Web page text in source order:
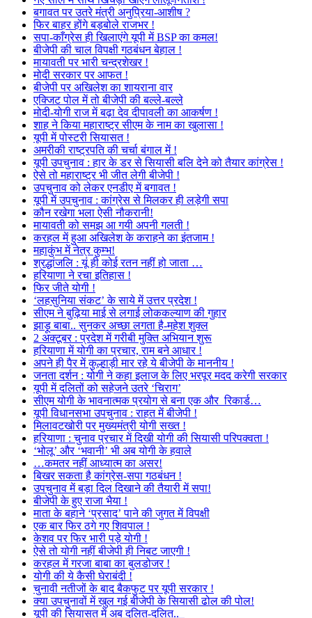
बगावत पर उतरे मंत्री अनुप्रिया-आशीष ?
फिर बाहर होंगे बड़बोले राजभर !
सपा-काँग्रेस ही खिलाएंगे यूपी में BSP का कमल!
बीजेपी की चाल विपक्षी गठबंधन बेहाल !
मायावती पर भारी चन्द्रशेखर !
मोदी सरकार पर आफत !
बीजेपी पर अखिलेश का शायराना वार
एक्जिट पोल में तो बीजेपी की बल्ले-बल्ले
मोदी-योगी राज में बढ़ा देव दीपावली का आकर्षण !
शाह ने किया महाराष्ट्र सीएम के नाम का खुलासा !
यूपी में पोस्टरी सियासत !
अमरीकी राष्ट्रपति की चर्चा बंगाल में !
यूपी उपचुनाव : हार के डर से सियासी बलि देने को तैयार कांग्रेस !
ऐसे तो महाराष्ट्र भी जीत लेगी बीजेपी !
उपचुनाव को लेकर एनडीए में बगावत !
यूपी में उपचुनाव : कांग्रेस से मिलकर ही लड़ेगी सपा
कौन रखेगा भला ऐसी नौकरानी!
मायावती को समझ आ गयी अपनी गलती !
करहल में हुआ अखिलेश के कराहने का इंतजाम !
महाकुंभ में नेत्र कुम्भ!
श्रद्धांजलि : यूं ही कोई रतन नहीं हो जाता …
हरियाणा ने रचा इतिहास !
फिर जीते योगी !
‘लहसुनिया संकट’ के साये में उत्तर प्रदेश !
सीएम ने बुढ़िया माई से लगाई लोककल्याण की गुहार
झाड़ू बाबा.. सुनकर अच्छा लगता है-महेश शुक्ल
2 अक्टूबर : प्रदेश में गरीबी मुक्ति अभियान शुरू
हरियाणा में योगी का प्रचार, राम बने आधार !
अपने ही पैर में कुल्हाड़ी मार रहे ये बीजेपी के माननीय !
जनता दर्शन : योगी ने कहा इलाज के लिए भरपूर मदद करेगी सरकार
यूपी में दलितों को सहेजने उतरे ‘चिराग’
सीएम योगी के भावनात्मक प्रयोग से बना एक और रिकार्ड…
यूपी विधानसभा उपचुनाव : राहत में बीजेपी !
मिलावटखोरी पर मुख्यमंत्री योगी सख्त !
हरियाणा : चुनाव प्रचार में दिखी योगी की सियासी परिपक्वता !
‘भोलू’ और ‘भवानी’ भी अब योगी के हवाले
…कमतर नहीं आध्यात्म का असर!
बिखर सकता है कांग्रेस-सपा गठबंधन !
उपचुनाव में बड़ा दिल दिखाने की तैयारी में सपा!
बीजेपी के हुए राजा भैया !
माता के बहाने ‘प्रसाद’ पाने की जुगत में विपक्षी
एक बार फिर ठगे गए शिवपाल !
केशव पर फिर भारी पड़े योगी !
ऐसे तो योगी नहीं बीजेपी ही निबट जाएगी !
करहल में गरजा बाबा का बुलडोजर !
योगी की ये कैसी घेराबंदी !
चुनावी नतीजों के बाद बैकफुट पर यूपी सरकार !
क्या उपचुनावों में खुल गई बीजेपी के सियासी ढोल की पोल!
यूपी की सियासत में अब दलित-दलित..